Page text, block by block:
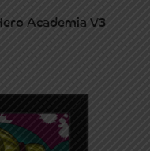
Academia V3